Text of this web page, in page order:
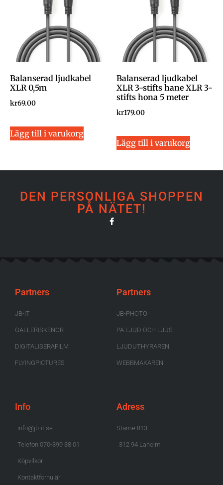
Balanserad ljudkabel
XLR 0,5m
kr69.00
Lägg till i varukorg
Balanserad ljudkabel
XLR 3-stifts hane XLR 3-
stifts hona 5 meter
kr179.00
Lägg till i varukorg
DEN PERSONLIGA SHOPPEN
PÅ NÄTET!
Partners
JB-IT
GALLERISKENOR
DIGITALISERAFILM
FLYINGPICTURES
Partners
JB-PHOTO
PA LJUD OCH LJUS
LJUDUTHYRAREN
WEBBMAKAREN
Info
info@jb-it.se
Telefon 070-399 38 01
Köpvilkor
Kontaktfornulär
Adress
Stäme 813
312 94 Laholm